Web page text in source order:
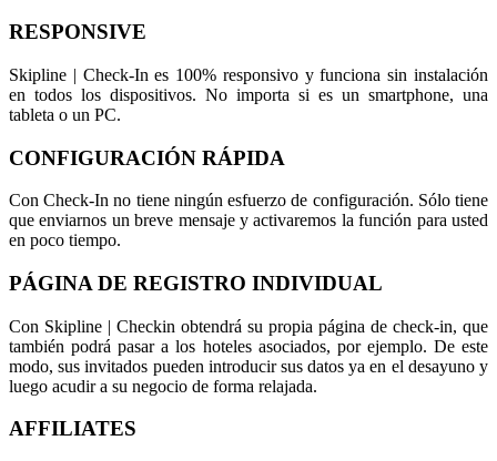
RESPONSIVE
Skipline | Check-In es 100% responsivo y funciona sin instalación
en todos los dispositivos. No importa si es un smartphone, una
tableta o un PC.
CONFIGURACIÓN RÁPIDA
Con Check-In no tiene ningún esfuerzo de configuración. Sólo tiene
que enviarnos un breve mensaje y activaremos la función para usted
en poco tiempo.
PÁGINA DE REGISTRO INDIVIDUAL
Con Skipline | Checkin obtendrá su propia página de check-in, que
también podrá pasar a los hoteles asociados, por ejemplo. De este
modo, sus invitados pueden introducir sus datos ya en el desayuno y
luego acudir a su negocio de forma relajada.
AFFILIATES